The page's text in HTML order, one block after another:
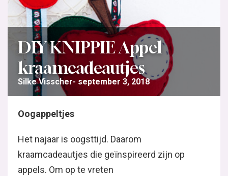
DIY KNIPPIE Appel
kraamcadeautjes
Silke Visscher september 3, 2018
Oogappeltjes
Het najaar is oogsttijd. Daarom
kraamcadeautjes die geïnspireerd zijn op
appels. Om op te vreten